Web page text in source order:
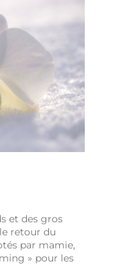
et des gros
retour du
par mamie,
» pour les